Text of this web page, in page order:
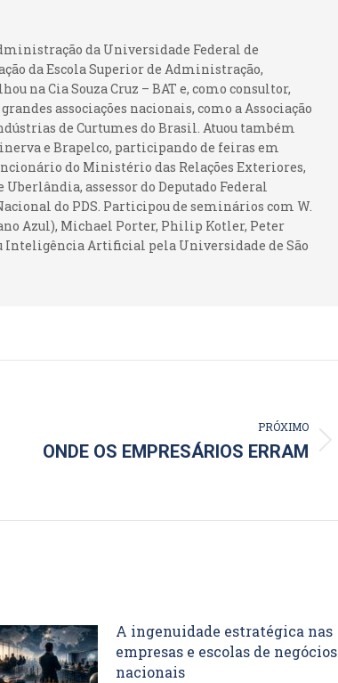
da Universidade Federal de
da Escola Superior de Administração,
na Cia Souza Cruz – BAT e, como consultor,
associações nacionais, como a Associação
de Curtumes do Brasil. Atuou também
e Brapelco, participando de feiras em
do Ministério das Relações Exteriores,
assessor do Deputado Federal
do PDS. Participou de seminários com W.
Azul), Michael Porter, Philip Kotler, Peter
Inteligência Artificial pela Universidade de São
PRÓXIMO
Próximo
ONDE OS EMPRESÁRIOS ERRAM
A ingenuidade estratégica nas
empresas e escolas de negócios
nacionais